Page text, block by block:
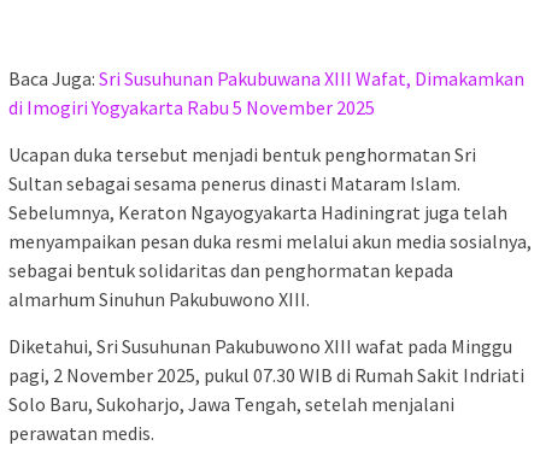
Baca Juga: Sri Susuhunan Pakubuwana XIII Wafat, Dimakamkan
di Imogiri Yogyakarta Rabu 5 November 2025
Ucapan duka tersebut menjadi bentuk penghormatan Sri
Sultan sebagai sesama penerus dinasti Mataram Islam.
Sebelumnya, Keraton Ngayogyakarta Hadiningrat juga telah
menyampaikan pesan duka resmi melalui akun media sosialnya,
sebagai bentuk solidaritas dan penghormatan kepada
almarhum Sinuhun Pakubuwono XIII.
Diketahui, Sri Susuhunan Pakubuwono XIII wafat pada Minggu
pagi, 2 November 2025, pukul 07.30 WIB di Rumah Sakit Indriati
Solo Baru, Sukoharjo, Jawa Tengah, setelah menjalani
perawatan medis.